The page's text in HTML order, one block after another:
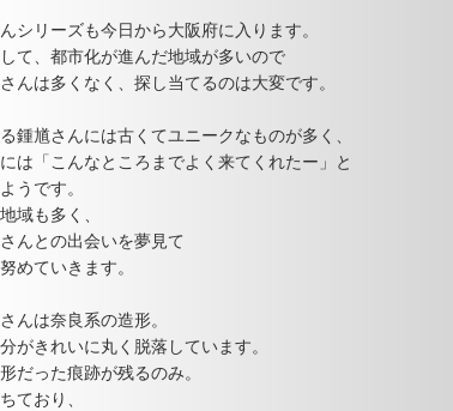
[収蔵室－大阪] [コメント(2)｜トラックバック(0)